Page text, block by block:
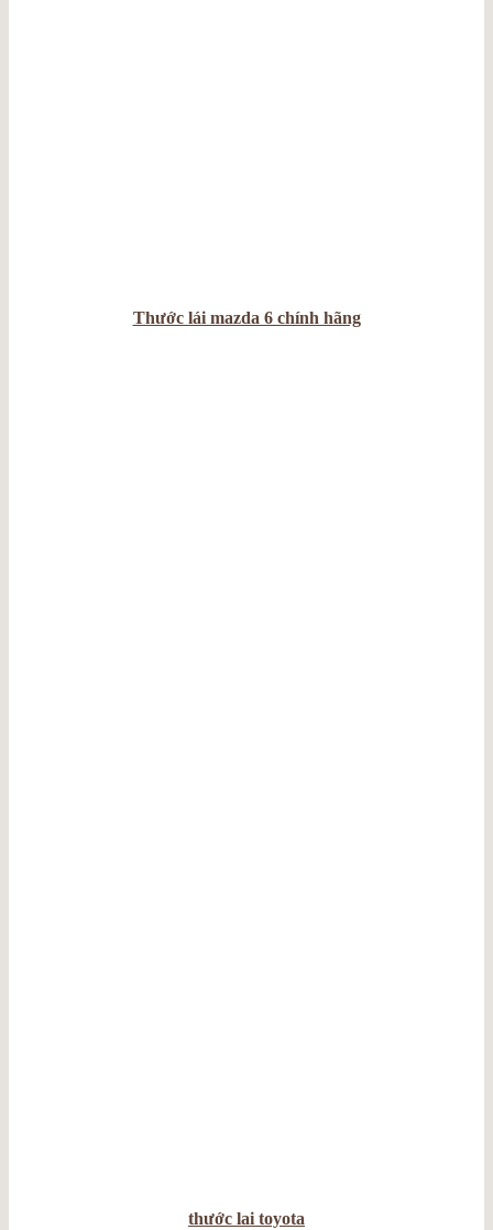
Thước lái mazda 6 chính hãng
thước lai toyota